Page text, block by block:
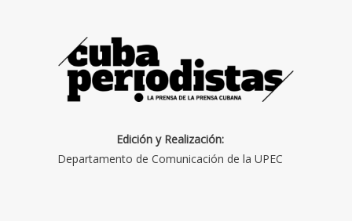
Edición y Realización:
Departamento de Comunicación de la UPEC